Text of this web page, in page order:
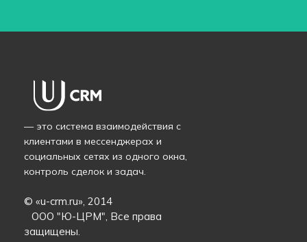
— это система взаимодействия с
клиентами в мессенджерах и
социальных сетях из одного окна,
контроль сделок и задач.
© «u-crm.ru», 2014
ООО "Ю-ЦРМ", Все права
защищены.